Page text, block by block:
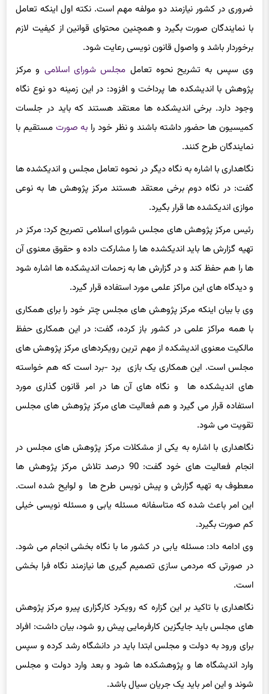
ضروری در کشور نیازمند دو مولفه مهم است. نکته اول اینکه تعامل
با نمایندگان صورت بگیرد و همچنین محتوای قوانین از کیفیت لازم
برخوردار باشد و واصول قانون نویسی رعایت شود.
وی سپس به تشریح نحوه تعامل مجلس شورای اسلامی و مرکز
پژوهش با اندیشکده ها پرداخت و افزود: در این زمینه دو نوع نگاه
وجود دارد. برخی اندیشکده ها معتقد هستند که باید در جلسات
کمیسیون ها حضور داشته باشند و نظر خود را به صورت مستقیم با
نمایندگان طرح کنند.
نگاهداری با اشاره به نگاه دیگر در نحوه تعامل مجلس و اندیکشده ها
گفت: در نگاه دوم برخی معتقد هستند مرکز پژوهش ها به نوعی
موازی اندیکشده ها قرار بگیرد.
رئیس مرکز پژوهش های مجلس شورای اسلامی تصریح کرد: مرکز در
تهیه گزارش ها باید اندیکشده ها را مشارکت داده و حقوق معنوی آن
ها را هم حفظ کند و در گزارش ها به زحمات اندیشکده ها اشاره شود
و دیدگاه های این مراکز علمی مورد استفاده قرار گیرد.
وی با بیان اینکه مرکز پژوهش های مجلس چتر خود را برای همکاری
با همه مراکز علمی در کشور باز کرده، گفت: در این همکاری حفظ
مالکیت معنوی اندیشکده از مهم ترین رویکردهای مرکز پژوهش های
مجلس است. این همکاری یک بازی برد -برد است که هم خواسته
های اندیشکده ها و نگاه های آن ها در امر قانون گذاری مورد
استفاده قرار می گیرد و هم فعالیت های مرکز پژوهش های مجلس
تقویت می شود.
نگاهداری با اشاره به یکی از مشکلات مرکز پژوهش های مجلس در
انجام فعالیت های خود گفت: 90 درصد تلاش مرکز پژوهش ها
معطوف به تهیه گزارش و پیش نویس طرح ها و لوایح شده است.
این امر باعث شده که متاسفانه مسئله یابی و مسئله نویسی خیلی
کم صورت بگیرد.
وی ادامه داد: مسئله یابی در کشور ما با نگاه بخشی انجام می شود.
در صورتی که مردمی سازی تصمیم گیری ها نیازمند نگاه فرا بخشی
است.
نگاهداری با تاکید بر این گزاره که رویکرد کارگزاری پیرو مرکز پژوهش
های مجلس باید جایگزین کارفرمایی پیش رو شود، بیان داشت: افراد
برای ورود به دولت و مجلس ابتدا باید در دانشگاه رشد کرده و سپس
وارد اندیشگاه ها و پژوهشکده ها شود و بعد وارد دولت و مجلس
شوند و این امر باید یک جریان سیال باشد.